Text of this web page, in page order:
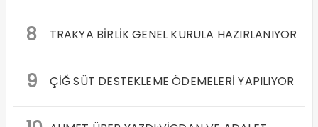
8 TRAKYA BİRLİK GENEL KURULA HAZIRLANIYOR
9 ÇİĞ SÜT DESTEKLEME ÖDEMELERİ YAPILIYOR